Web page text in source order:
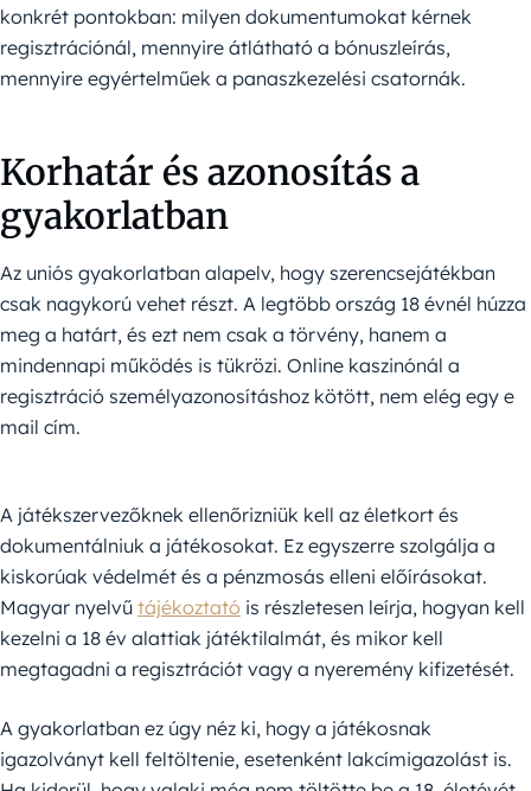
konkrét pontokban: milyen dokumentumokat kérnek
regisztrációnál, mennyire átlátható a bónuszleírás,
mennyire egyértelműek a panaszkezelési csatornák.
Korhatár és azonosítás a
gyakorlatban
Az uniós gyakorlatban alapelv, hogy szerencsejátékban
csak nagykorú vehet részt. A legtöbb ország 18 évnél húzza
meg a határt, és ezt nem csak a törvény, hanem a
mindennapi működés is tükrözi. Online kaszinónál a
regisztráció személyazonosításhoz kötött, nem elég egy e
mail cím.
A játékszervezőknek ellenőrizniük kell az életkort és
dokumentálniuk a játékosokat. Ez egyszerre szolgálja a
kiskorúak védelmét és a pénzmosás elleni előírásokat.
Magyar nyelvű tájékoztató is részletesen leírja, hogyan kell
kezelni a 18 év alattiak játéktilalmát, és mikor kell
megtagadni a regisztrációt vagy a nyeremény kifizetését.
A gyakorlatban ez úgy néz ki, hogy a játékosnak
igazolványt kell feltöltenie, esetenként lakcímigazolást is.